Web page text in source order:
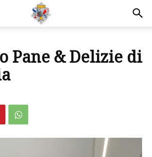
Pane & Delizie di